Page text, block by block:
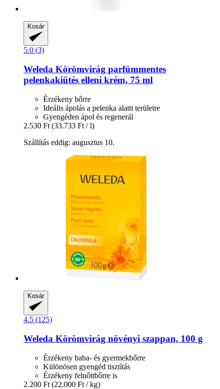
Kosár
5.0 (3)
Weleda Körömvirág parfümmentes
pelenkakiütés elleni krém, 75 ml
Érzékeny bőrre
Ideális ápolás a pelenka alatti területre
Gyengéden ápol és regenerál
2.530 Ft (33.733 Ft / l)
Szállítás eddig: augusztus 10.
Kosár
4.5 (125)
Weleda Körömvirág növényi szappan, 100 g
Érzékeny baba- és gyermekbőrre
Különösen gyengéd tisztítás
Érzékeny felnőttbőrre is
2.200 Ft (22.000 Ft / kg)